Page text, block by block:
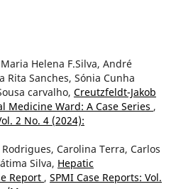
Helena F.Silva, André
Rita Sanches, Sónia Cunha
carvalho, Creutzfeldt-Jakob
Medicine Ward: A Case Series ,
2 No. 4 (2024):
Carolina Terra, Carlos
Silva, Hepatic
Report , SPMI Case Reports: Vol.